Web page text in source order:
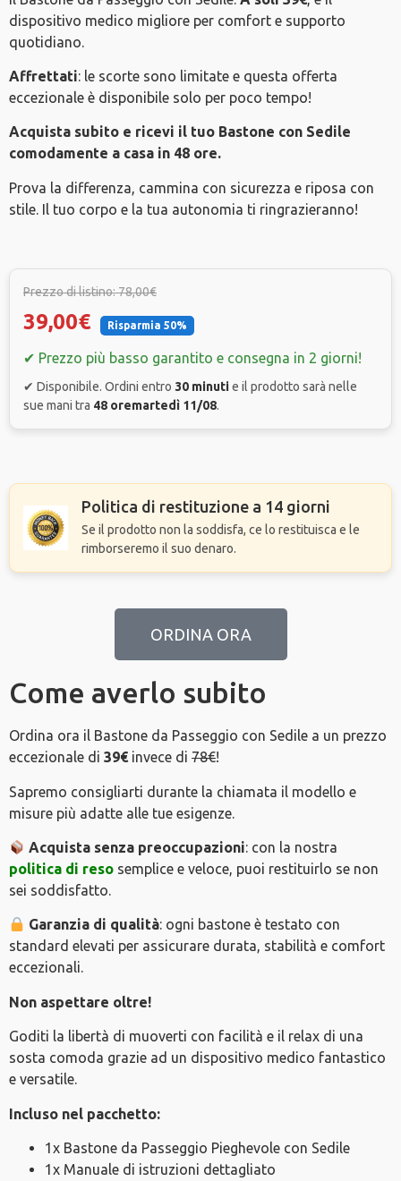
dispositivo medico migliore per comfort e supporto
quotidiano.
Affrettati: le scorte sono limitate e questa offerta
eccezionale è disponibile solo per poco tempo!
Acquista subito e ricevi il tuo Bastone con Sedile
comodamente a casa in 48 ore.
Prova la differenza, cammina con sicurezza e riposa con
stile. Il tuo corpo e la tua autonomia ti ringrazieranno!
Prezzo di listino: 78,00€
39,00€ Risparmia 50%
✔ Prezzo più basso garantito e consegna in 2 giorni!
✔ Disponibile. Ordini entro 30 minutie il prodotto sarà nelle
sue mani tra 48 oremartedì 11/08.
Politica di restituzione a 14 giorni
Se il prodotto non la soddisfa, ce lo restituisca e le
rimborseremo il suo denaro.
ORDINA ORA
Come averlo subito
Ordina ora il Bastone da Passeggio con Sedile a un prezzo
eccezionale di 39€ invece di 78€!
Sapremo consigliarti durante la chiamata il modello e
misure più adatte alle tue esigenze.
Acquista senza preoccupazioni: con la nostra
politica di reso semplice e veloce, puoi restituirlo se non
sei soddisfatto.
Garanzia di qualità: ogni bastone è testato con
standard elevati per assicurare durata, stabilità e comfort
eccezionali.
Non aspettare oltre!
Goditi la libertà di muoverti con facilità e il relax di una
sosta comoda grazie ad un dispositivo medico fantastico
e versatile.
Incluso nel pacchetto:
1x Bastone da Passeggio Pieghevole con Sedile
1x Manuale di istruzioni dettagliato